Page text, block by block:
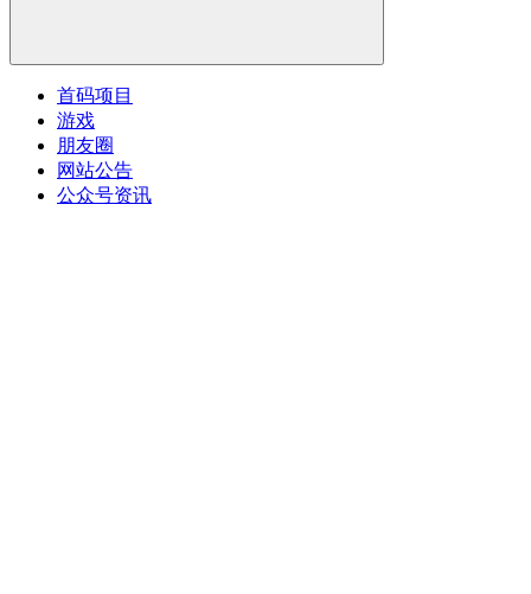
首码项目
游戏
朋友圈
网站公告
公众号资讯